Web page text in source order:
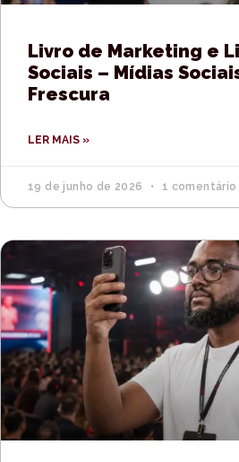
Livro de Marketing e
Sociais – Mídias
Frescura
LER MAIS »
19 de junho de 2026 1 comentário